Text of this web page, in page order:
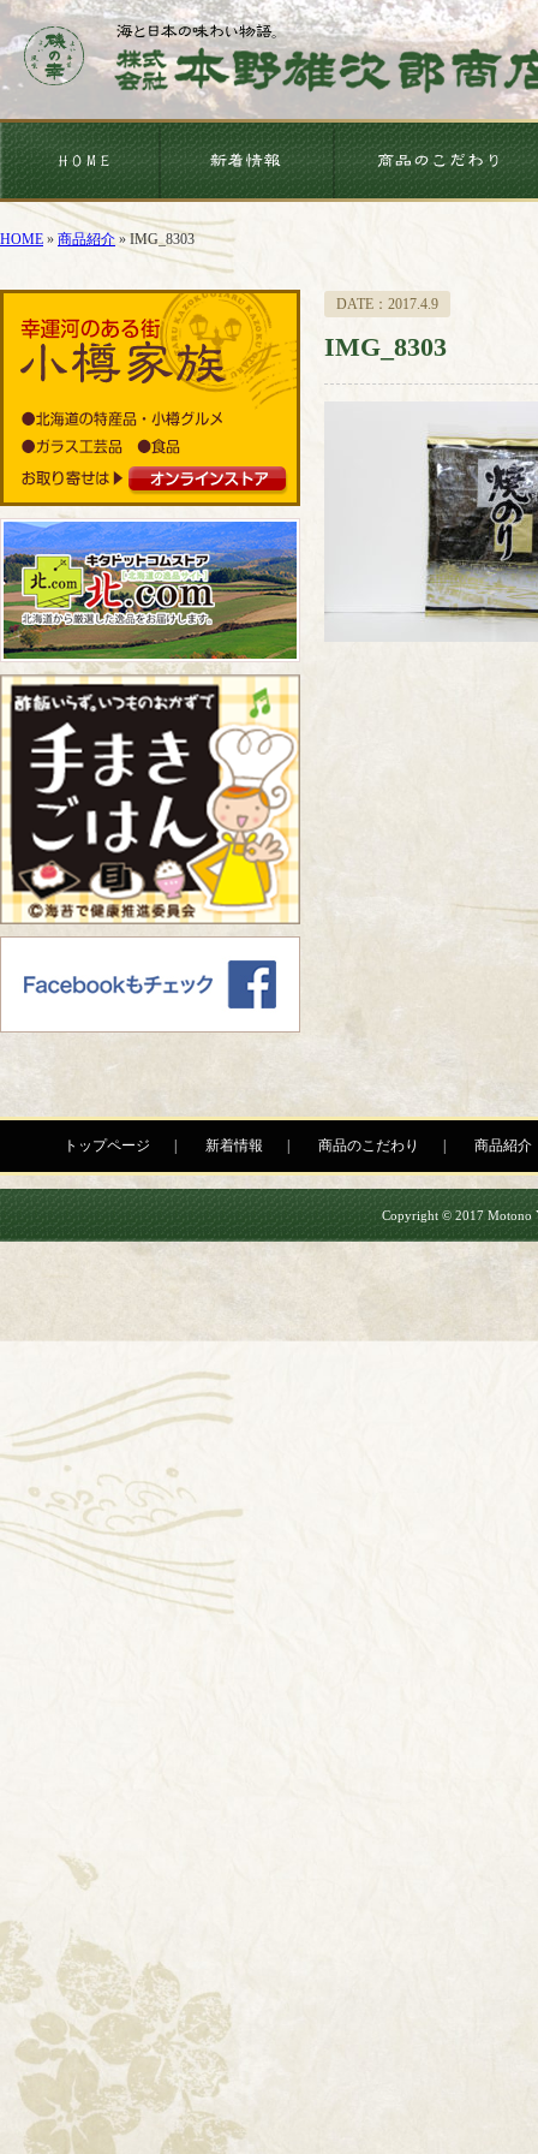
HOME » 商品紹介 »IMG_8303
DATE：2017.4.9
IMG_8303
トップページ 新着情報 商品のこだわり 商品紹介
Copyright © 2017 Motono